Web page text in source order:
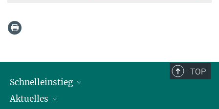
TOP
Schnelleinstieg
Personen
Aktuelles